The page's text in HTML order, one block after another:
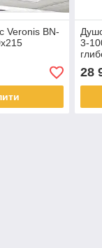
Veronis BN-
3-
28